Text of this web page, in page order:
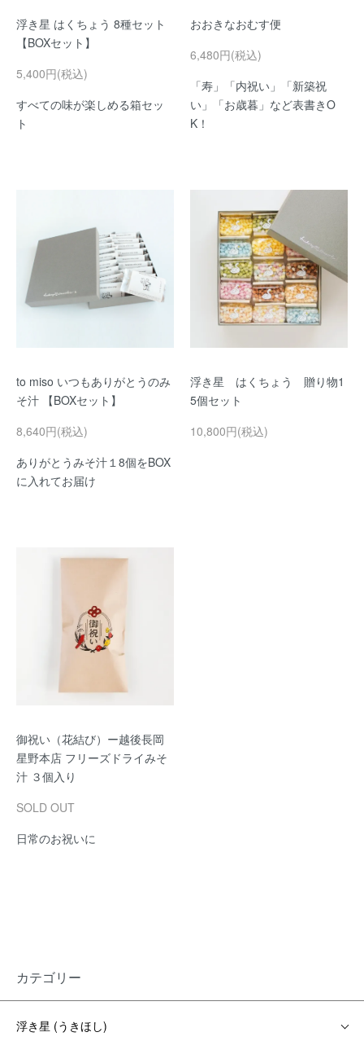
浮き星 はくちょう 8種セット
【BOXセット】
5,400円(税込)
すべての味が楽しめる箱セッ
ト
おおきなおむす便
6,480円(税込)
「寿」「内祝い」「新築祝
い」「お歳暮」など表書きO
K！
to miso いつもありがとうのみ
そ汁 【BOXセット】
8,640円(税込)
ありがとうみそ汁１8個をBOX
に入れてお届け
浮き星 はくちょう 贈り物1
5個セット
10,800円(税込)
御祝い（花結び）ー越後長岡
星野本店 フリーズドライみそ
汁 ３個入り
SOLD OUT
日常のお祝いに
カテゴリー
浮き星 (うきほし)